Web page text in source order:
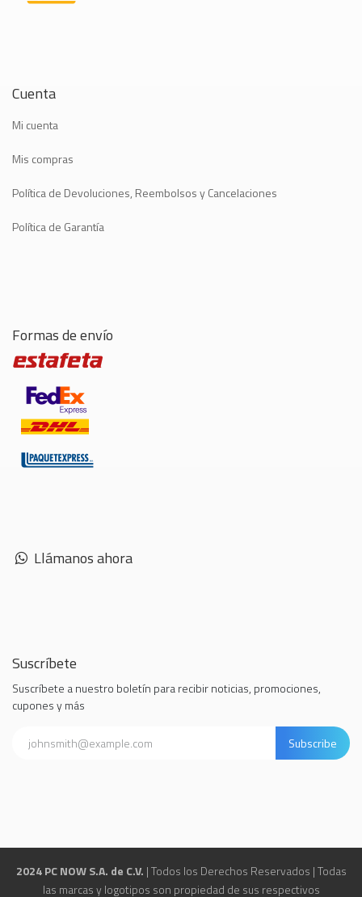
Cuenta
Mi cuenta
Mis compras
Política de Devoluciones, Reembolsos y Cancelaciones
Política de Garantía
Formas de envío
Llámanos ahora
Suscríbete
Suscríbete a nuestro boletín para recibir noticias, promociones,
cupones y más
Subscribe
2024 PC NOW S.A. de C.V. | Todos los Derechos Reservados | Todas
las marcas y logotipos son propiedad de sus respectivos